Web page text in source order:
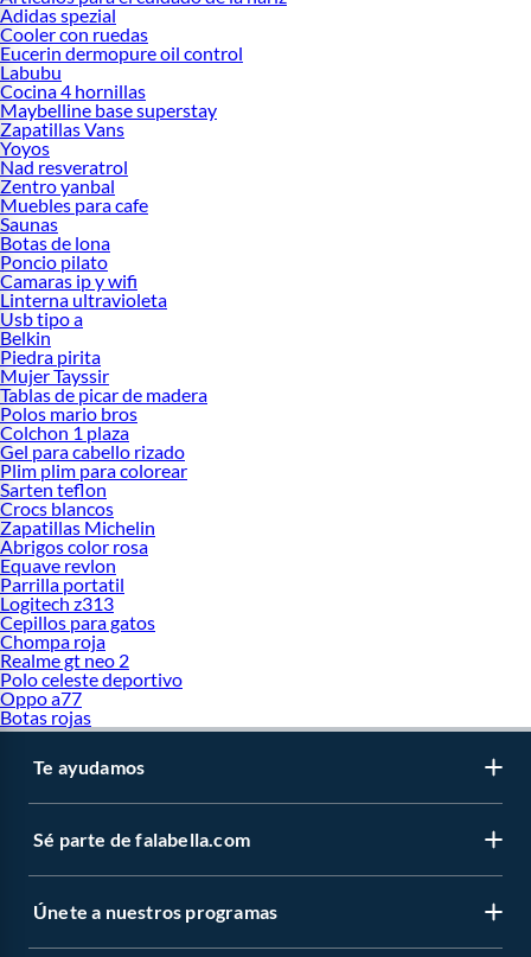
Adidas spezial
Cooler con ruedas
Eucerin dermopure oil control
Labubu
Cocina 4 hornillas
Maybelline base superstay
Zapatillas Vans
Yoyos
Nad resveratrol
Zentro yanbal
Muebles para cafe
Saunas
Botas de lona
Poncio pilato
Camaras ip y wifi
Linterna ultravioleta
Usb tipo a
Belkin
Piedra pirita
Mujer Tayssir
Tablas de picar de madera
Polos mario bros
Colchon 1 plaza
Gel para cabello rizado
Plim plim para colorear
Sarten teflon
Crocs blancos
Zapatillas Michelin
Abrigos color rosa
Equave revlon
Parrilla portatil
Logitech z313
Cepillos para gatos
Chompa roja
Realme gt neo 2
Polo celeste deportivo
Oppo a77
Botas rojas
Te ayudamos
Sé parte de falabella.com
Únete a nuestros programas